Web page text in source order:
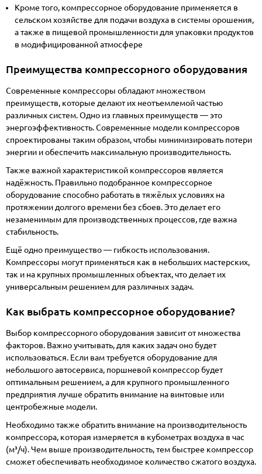
Кроме того, компрессорное оборудование применяется в
сельском хозяйстве для подачи воздуха в системы орошения,
а также в пищевой промышленности для упаковки продуктов
в модифицированной атмосфере
Преимущества компрессорного оборудования
Современные компрессоры обладают множеством
преимуществ, которые делают их неотъемлемой частью
различных систем. Одно из главных преимуществ — это
энергоэффективность. Современные модели компрессоров
спроектированы таким образом, чтобы минимизировать потери
энергии и обеспечить максимальную производительность.
Также важной характеристикой компрессоров является
надёжность. Правильно подобранное компрессорное
оборудование способно работать в тяжёлых условиях на
протяжении долгого времени без сбоев. Это делает его
незаменимым для производственных процессов, где важна
стабильность.
Ещё одно преимущество — гибкость использования.
Компрессоры могут применяться как в небольших мастерских,
так и на крупных промышленных объектах, что делает их
универсальным решением для различных задач.
Как выбрать компрессорное оборудование?
Выбор компрессорного оборудования зависит от множества
факторов. Важно учитывать, для каких задач оно будет
использоваться. Если вам требуется оборудование для
небольшого автосервиса, поршневой компрессор будет
оптимальным решением, а для крупного промышленного
предприятия лучше обратить внимание на винтовые или
центробежные модели.
Необходимо также обратить внимание на производительность
компрессора, которая измеряется в кубометрах воздуха в час
(м³/ч). Чем выше производительность, тем быстрее компрессор
сможет обеспечивать необходимое количество сжатого воздуха.